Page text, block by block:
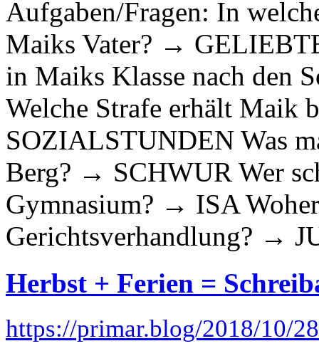
Aufgaben/Fragen: In
Maiks Vater? →
in Maiks Klasse nach den
Welche Strafe erhält Maik
SOZIALSTUNDEN Was
Berg? → SCHWUR Wer
Gymnasium? → ISA
Gerichtsverhandlung? →
Herbst + Ferien =
https://primar.blog/2018/10/